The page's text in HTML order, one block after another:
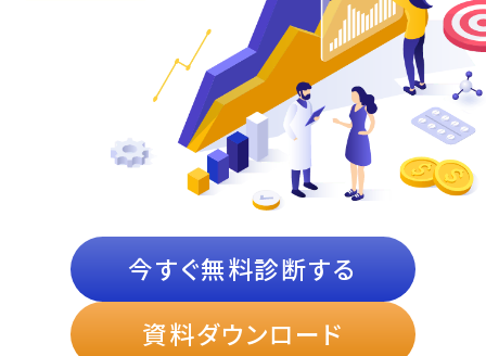
今すぐ無料診断する
資料ダウンロード